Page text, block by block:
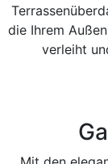
die Ihrem
verleiht